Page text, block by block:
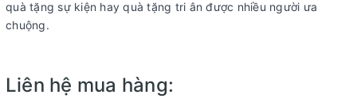
quà tặng sự kiện hay quà tặng tri ân được nhiều người ưa
chuộng.
Liên hệ mua hàng: